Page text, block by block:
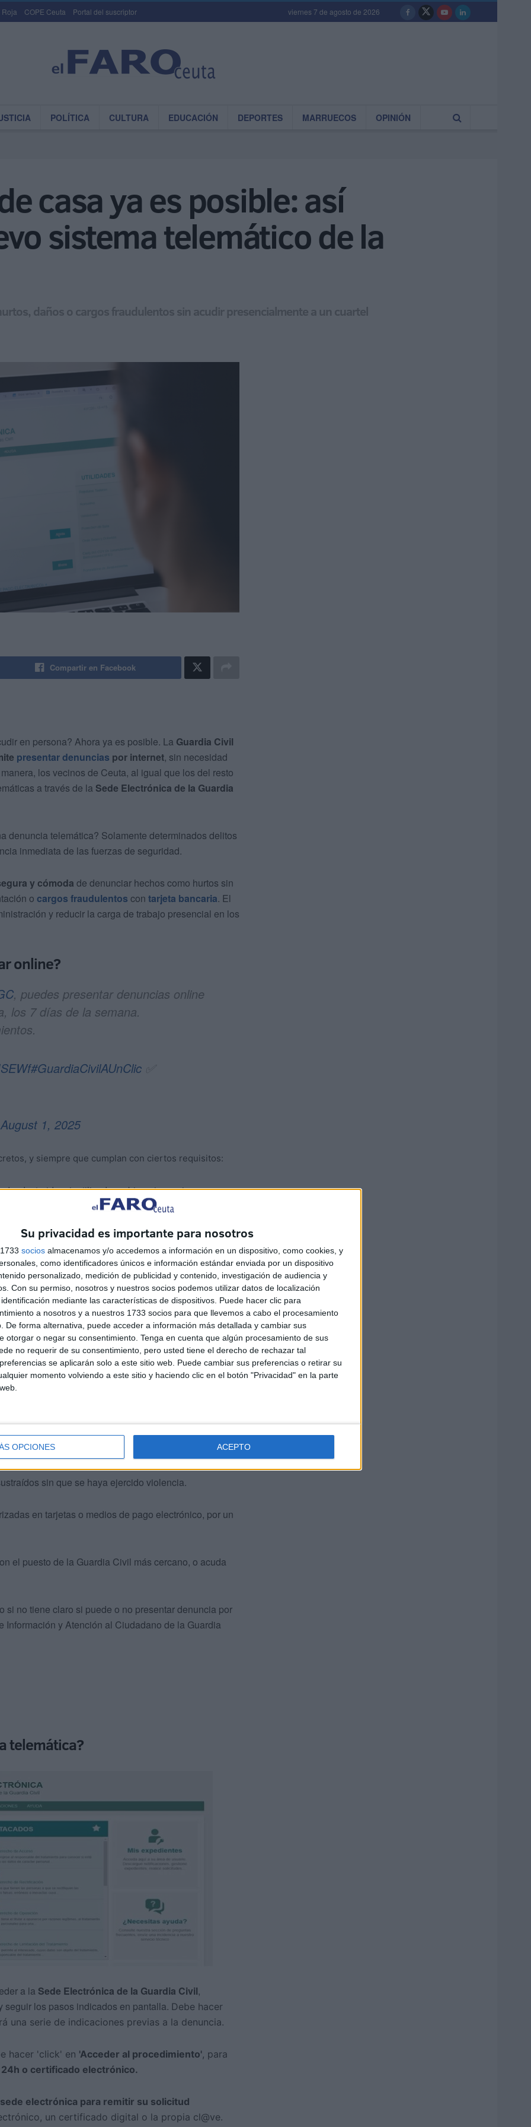
Su privacidad es importante para nosotros
socios almacenamos y/o accedemos a información en un dispositivo, como cookies, y
como identificadores únicos e información estándar enviada por un dispositivo
personalizado, medición de publicidad y contenido, investigación de audiencia y
Con su permiso, nosotros y nuestros socios podemos utilizar datos de localización
mediante las características de dispositivos. Puede hacer clic para
a nosotros y a nuestros 1733 socios para que llevemos a cabo el procesamiento
De forma alternativa, puede acceder a información más detallada y cambiar sus
otorgar o negar su consentimiento. Tenga en cuenta que algún procesamiento de sus
no requerir de su consentimiento, pero usted tiene el derecho de rechazar tal
se aplicarán solo a este sitio web. Puede cambiar sus preferencias o retirar su
momento volviendo a este sitio y haciendo clic en el botón "Privacidad" en la parte
OPCIONES ACEPTO
Roja COPE Ceuta Portal del suscriptor viernes 7 de agosto de 2026
POLÍTICA CULTURA EDUCACIÓN DEPORTES MARRUECOS OPINIÓN
casa ya es posible: así
sistema telemático de la
daños o cargos fraudulentos sin acudir presencialmente a un cuartel
Compartir en Facebook
en persona? Ahora ya es posible. La Guardia Civil
presentar denuncias por internet, sin necesidad
los vecinos de Ceuta, al igual que los del resto
a través de la Sede Electrónica de la Guardia
denuncia telemática? Solamente determinados delitos
inmediata de las fuerzas de seguridad.
y cómoda de denunciar hechos como hurtos sin
o cargos fraudulentos con tarjeta bancaria. El
y reducir la carga de trabajo presencial en los
online?
, puedes presentar denuncias online
los 7 días de la semana.
#GuardiaCivilAUnClic
August 1, 2025
y siempre que cumplan con ciertos requisitos:
destruido o inutilizado un bien ajeno, siempre que
de objetos ajenos sin intimidación ni fractura. El valor de
euros.
donde no intervengan terceras personas ni haya
haya violencia ni testigos.
sin que se haya ejercido violencia.
en tarjetas o medios de pago electrónico, por un
el puesto de la Guardia Civil más cercano, o acuda
no tiene claro si puede o no presentar denuncia por
y Atención al Ciudadano de la Guardia
telemática?
a la Sede Electrónica de la Guardia Civil,
los pasos indicados en pantalla. Debe hacer
una serie de indicaciones previas a la denuncia.
hacer 'click' en 'Acceder al procedimiento', para
o certificado electrónico.
electrónica para remitir su solicitud
un certificado digital o la propia cl@ve.